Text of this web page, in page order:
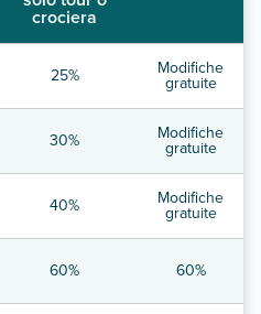
crociera
25% Modifiche
gratuite
30% Modifiche
gratuite
40% Modifiche
gratuite
60% 60%